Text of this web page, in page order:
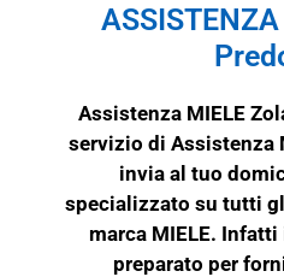
Assistenza MIELE
servizio di Assistenza
invia al tuo
specializzato su tutti
marca MIELE. Infatti
preparato per